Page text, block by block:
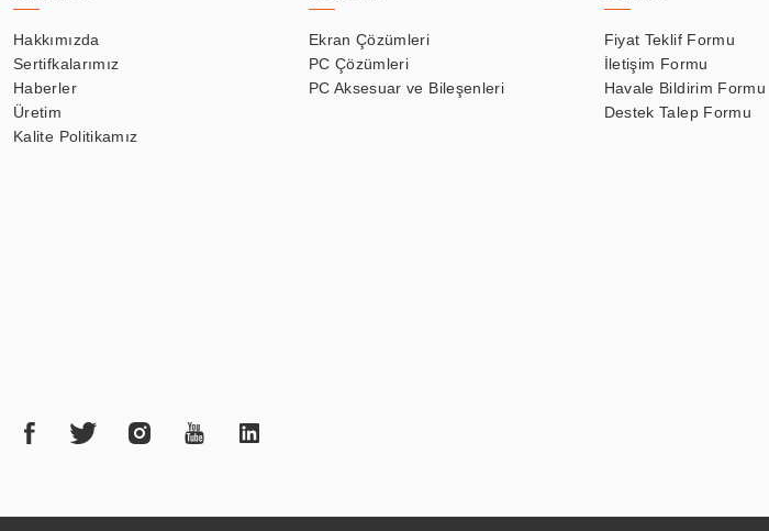
Hakkımızda
Sertifkalarımız
Haberler
Üretim
Kalite Politikamız
Ekran Çözümleri
PC Çözümleri
PC Aksesuar ve Bileşenleri
Fiyat Teklif Formu
İletişim Formu
Havale Bildirim Formu
Destek Talep Formu